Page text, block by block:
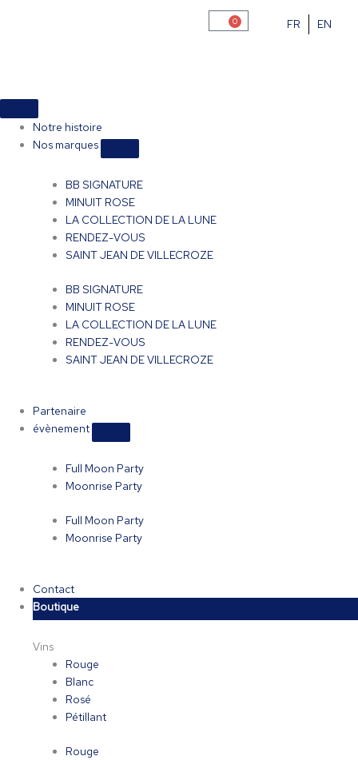
0
Panier FR EN
Notre histoire
Nos marques
BB SIGNATURE
MINUIT ROSE
LA COLLECTION DE LA LUNE
RENDEZ-VOUS
SAINT JEAN DE VILLECROZE
BB SIGNATURE
MINUIT ROSE
LA COLLECTION DE LA LUNE
RENDEZ-VOUS
SAINT JEAN DE VILLECROZE
Partenaire
évènement
Full Moon Party
Moonrise Party
Full Moon Party
Moonrise Party
Contact
Boutique
Vins
Rouge
Blanc
Rosé
Pétillant
Rouge